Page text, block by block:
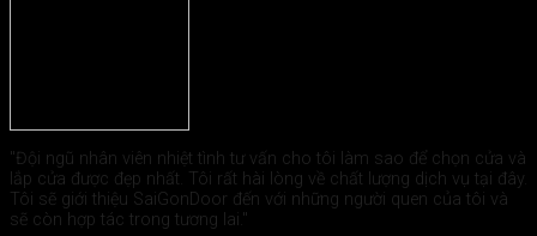
"Đội ngũ nhân viên nhiệt tình tư vấn cho tôi làm sao để chọn cửa và
lắp cửa được đẹp nhất. Tôi rất hài lòng về chất lượng dịch vụ tại đây.
Tôi sẽ giới thiệu SaiGonDoor đến với những người quen của tôi và
sẽ còn hợp tác trong tương lai."